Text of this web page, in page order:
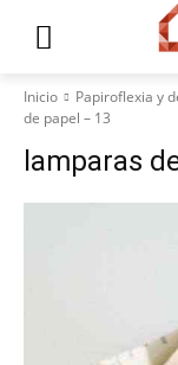
Inicio Papiroflexia y
de papel – 13
lamparas